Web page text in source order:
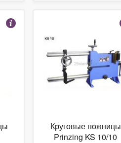
Круговые ножницы
Prinzing KS 10/10